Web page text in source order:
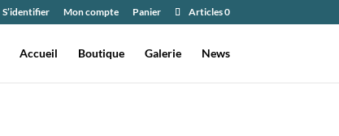
S’identifier Mon compte Panier Articles 0
Accueil Boutique Galerie News